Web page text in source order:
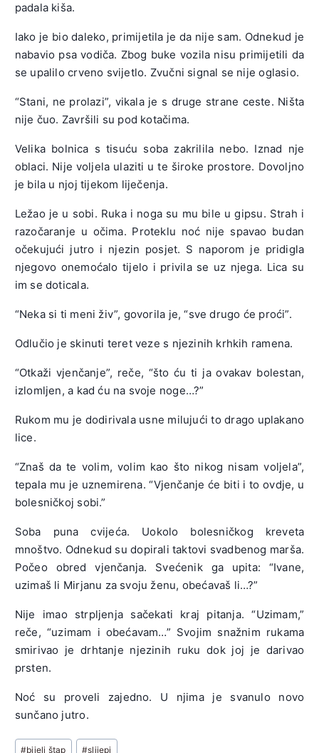
padala kiša.
Iako je bio daleko, primijetila je da nije sam. Odnekud je
nabavio psa vodiča. Zbog buke vozila nisu primijetili da
se upalilo crveno svijetlo. Zvučni signal se nije oglasio.
“Stani, ne prolazi”, vikala je s druge strane ceste. Ništa
nije čuo. Završili su pod kotačima.
Velika bolnica s tisuću soba zakrilila nebo. Iznad nje
oblaci. Nije voljela ulaziti u te široke prostore. Dovoljno
je bila u njoj tijekom liječenja.
Ležao je u sobi. Ruka i noga su mu bile u gipsu. Strah i
razočaranje u očima. Proteklu noć nije spavao budan
očekujući jutro i njezin posjet. S naporom je pridigla
njegovo onemoćalo tijelo i privila se uz njega. Lica su
im se doticala.
“Neka si ti meni živ”, govorila je, “sve drugo će proći”.
Odlučio je skinuti teret veze s njezinih krhkih ramena.
“Otkaži vjenčanje”, reče, “što ću ti ja ovakav bolestan,
izlomljen, a kad ću na svoje noge…?”
Rukom mu je dodirivala usne milujući to drago uplakano
lice.
“Znaš da te volim, volim kao što nikog nisam voljela”,
tepala mu je uznemirena. “Vjenčanje će biti i to ovdje, u
bolesničkoj sobi.”
Soba puna cvijeća. Uokolo bolesničkog kreveta
mnoštvo. Odnekud su dopirali taktovi svadbenog marša.
Počeo obred vjenčanja. Svećenik ga upita: “Ivane,
uzimaš li Mirjanu za svoju ženu, obećavaš li…?”
Nije imao strpljenja sačekati kraj pitanja. “Uzimam,”
reče, “uzimam i obećavam…” Svojim snažnim rukama
smirivao je drhtanje njezinih ruku dok joj je darivao
prsten.
Noć su proveli zajedno. U njima je svanulo novo
sunčano jutro.
Post
#bijeli štap #slijepi